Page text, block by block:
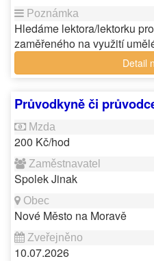
Hledáme lektora/lektorku
zaměřeného na využití
Detail
Průvodkyně či
200 Kč/hod
Spolek Jinak
Nové Město na Moravě
10.07.2026